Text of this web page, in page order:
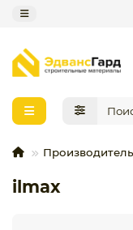
Производитель
ilmax